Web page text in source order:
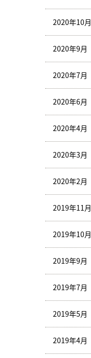
2020年10月
2020年9月
2020年7月
2020年6月
2020年4月
2020年3月
2020年2月
2019年11月
2019年10月
2019年9月
2019年7月
2019年5月
2019年4月